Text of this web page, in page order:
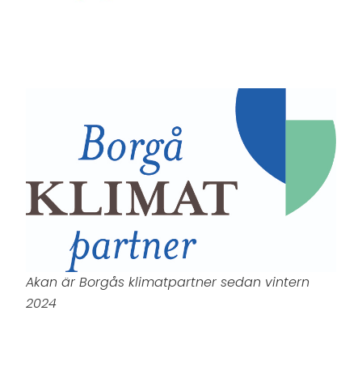
Akan är Borgås klimatpartner sedan vintern
2024